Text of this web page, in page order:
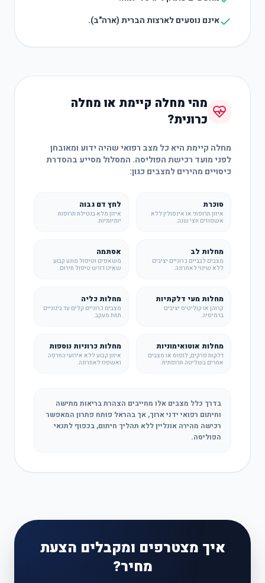
אינם נוסעים לארצות הברית (ארה"ב).
מהי מחלה קיימת או מחלה
כרונית?
מחלה קיימת היא כל מצב רפואי שהיה ידוע ומאובחן
לפני מועד רכישת הפוליסה. המסלול מסייע בהסדרת
כיסויים מהירים למצבים כגון:
סוכרת
איזון תרופתי או אינסולין ללא
אשפוזים חצי שנה.
לחץ דם גבוה
איזון מלא בנטילת תרופות
יומיומיות.
מחלות לב
מצבים לבביים כרוניים יציבים
ללא שינוי לאחרונה.
אסתמה
משאפים וטיפול מונע קבוע
שאינו דורש טיפול חירום.
מחלות מעי דלקתיות
קרוהן או קוליטיס יציבים
ברמיסיה.
מחלות כליה
מצבים כרוניים קלים עד בינוניים
תחת מעקב.
מחלות אוטואימוניות
דלקות פרקים, לופוס או מצבים
אחרים בשליטה תרופתית.
מחלות כרוניות נוספות
איזון קבוע ללא אירועי החרפה
ואשפוז לאחרונה.
בדרך כלל מצבים אלו מחייבים הצהרת בריאות מתישה
וחיתום רפואי ידני ארוך, אך בהראל פותח פתרון המאפשר
רכישה מהירה אונליין ללא תהליך חיתום, בכפוף לתנאי
הפוליסה.
איך מצטרפים ומקבלים הצעת
מחיר?